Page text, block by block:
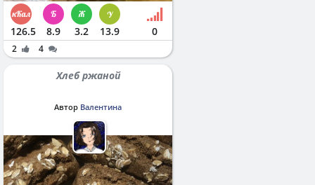
126.5 8.9 3.2 13.9 0
2 4
Хлеб ржаной
Автор Валентина